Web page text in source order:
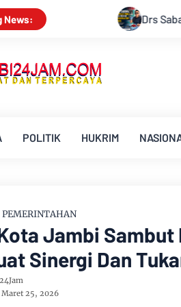
News:
Sabar Siagian, Dari Jurnalis
POLITIK HUKRIM
PEMERINTAHAN
Jambi
Sinergi Dan
Maret 25, 2026